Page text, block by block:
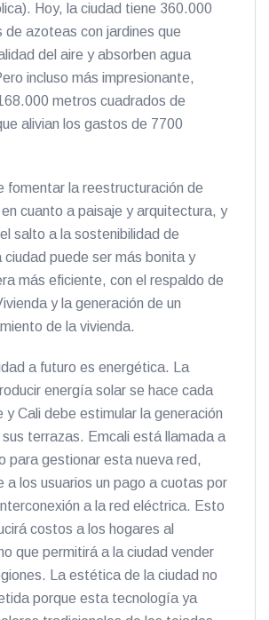
Hoy, la ciudad tiene 360.000
azoteas con jardines que
del aire y absorben agua
incluso más impresionante,
metros cuadrados de
alivian los gastos de 7700
fomentar la reestructuración de
cuanto a paisaje y arquitectura, y
salto a la sostenibilidad de
ciudad puede ser más bonita y
más eficiente, con el respaldo de
y la generación de un
de la vivienda.
a futuro es energética. La
energía solar se hace cada
y Cali debe estimular la generación
terrazas. Emcali está llamada a
para gestionar esta nueva red,
a los usuarios un pago a cuotas por
a la red eléctrica. Esto
costos a los hogares al
que permitirá a la ciudad vender
La estética de la ciudad no
porque esta tecnología ya